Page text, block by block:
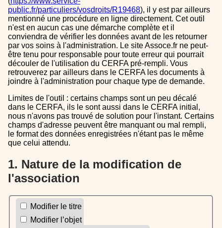
public.fr/particuliers/vosdroits/R19468), il y est par ailleurs
mentionné une procédure en ligne directement. Cet outil
n'est en aucun cas une démarche complète et il
conviendra de vérifier les données avant de les retourner
par vos soins à l'administration. Le site Assoce.fr ne peut-
être tenu pour responsable pour toute erreur qui pourrait
découler de l'utilisation du CERFA pré-rempli. Vous
retrouverez par ailleurs dans le CERFA les documents à
joindre à l'administration pour chaque type de demande.
Limites de l'outil : certains champs sont un peu décalé
dans le CERFA, ils le sont aussi dans le CERFA initial,
nous n'avons pas trouvé de solution pour l'instant. Certains
champs d'adresse peuvent être manquant ou mal rempli,
le format des données enregistrées n'étant pas le même
que celui attendu.
1. Nature de la modification de
l'association
Modifier le titre
Modifier l’objet